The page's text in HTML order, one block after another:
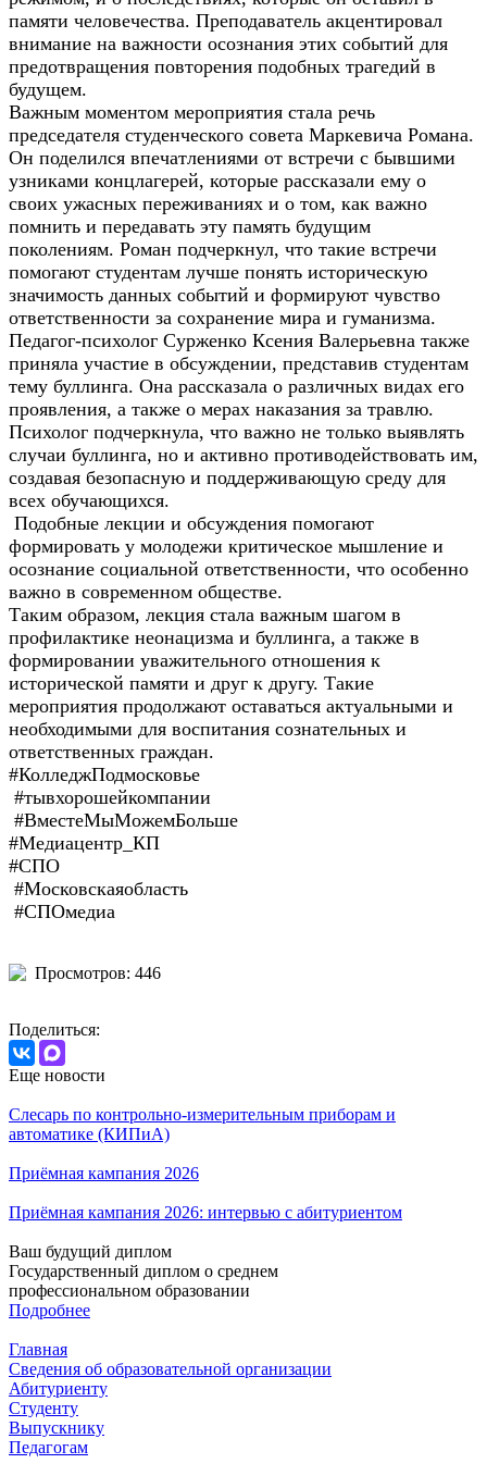
памяти человечества. Преподаватель акцентировал
внимание на важности осознания этих событий для
предотвращения повторения подобных трагедий в
будущем.
Важным моментом мероприятия стала речь
председателя студенческого совета Маркевича Романа.
Он поделился впечатлениями от встречи с бывшими
узниками концлагерей, которые рассказали ему о
своих ужасных переживаниях и о том, как важно
помнить и передавать эту память будущим
поколениям. Роман подчеркнул, что такие встречи
помогают студентам лучше понять историческую
значимость данных событий и формируют чувство
ответственности за сохранение мира и гуманизма.
Педагог-психолог Сурженко Ксения Валерьевна также
приняла участие в обсуждении, представив студентам
тему буллинга. Она рассказала о различных видах его
проявления, а также о мерах наказания за травлю.
Психолог подчеркнула, что важно не только выявлять
случаи буллинга, но и активно противодействовать им,
создавая безопасную и поддерживающую среду для
всех обучающихся.
Подобные лекции и обсуждения помогают
формировать у молодежи критическое мышление и
осознание социальной ответственности, что особенно
важно в современном обществе.
Таким образом, лекция стала важным шагом в
профилактике неонацизма и буллинга, а также в
формировании уважительного отношения к
исторической памяти и друг к другу. Такие
мероприятия продолжают оставаться актуальными и
необходимыми для воспитания сознательных и
ответственных граждан.
#КолледжПодмосковье
#тывхорошейкомпании
#ВместеМыМожемБольше
#Медиацентр_КП
#СПО
#Московскаяобласть
#СПОмедиа
Просмотров: 446
Поделиться:
Еще новости
Слесарь по контрольно-измерительным приборам и
автоматике (КИПиА)
Приёмная кампания 2026
Приёмная кампания 2026: интервью с абитуриентом
Ваш будущий диплом
Государственный диплом о среднем
профессиональном образовании
Подробнее
Главная
Сведения об образовательной организации
Абитуриенту
Студенту
Выпускнику
Педагогам